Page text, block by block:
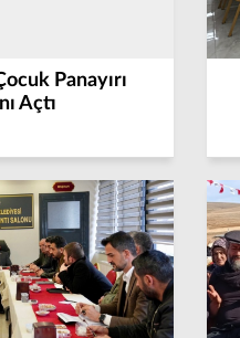
Panayırı
Açtı